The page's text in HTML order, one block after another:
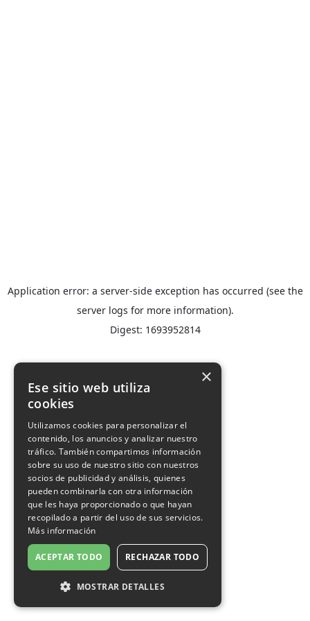
Application error: a server-side exception has occurred (see the
server logs for more information).
Digest: 1693952814
×
Ese sitio web utiliza
cookies
Utilizamos cookies para personalizar el
contenido, los anuncios y analizar nuestro
tráfico. También compartimos información
sobre su uso de nuestro sitio con nuestros
socios de publicidad y análisis, quienes
pueden combinarla con otra información
que les haya proporcionado o que hayan
recopilado a partir del uso de sus servicios.
Más información
ACEPTAR TODO RECHAZAR TODO
MOSTRAR DETALLES